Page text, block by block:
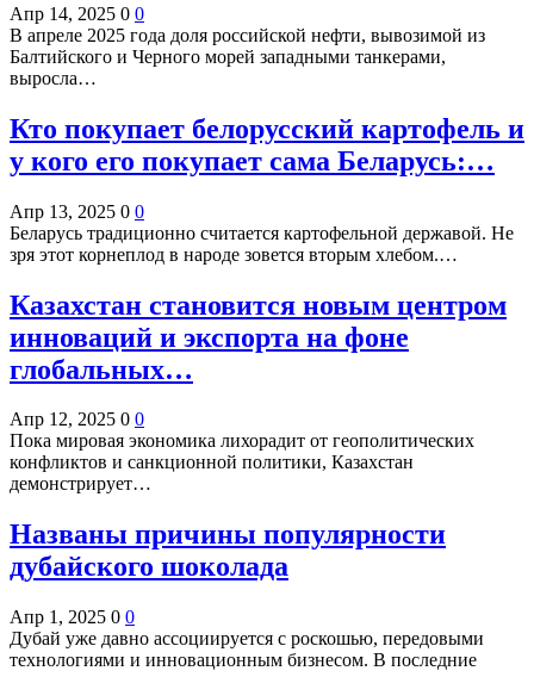
Апр 14, 2025 0 0
В апреле 2025 года доля российской нефти, вывозимой из
Балтийского и Черного морей западными танкерами,
выросла…
Кто покупает белорусский картофель и
у кого его покупает сама Беларусь:…
Апр 13, 2025 0 0
Беларусь традиционно считается картофельной державой. Не
зря этот корнеплод в народе зовется вторым хлебом.…
Казахстан становится новым центром
инноваций и экспорта на фоне
глобальных…
Апр 12, 2025 0 0
Пока мировая экономика лихорадит от геополитических
конфликтов и санкционной политики, Казахстан
демонстрирует…
Названы причины популярности
дубайского шоколада
Апр 1, 2025 0 0
Дубай уже давно ассоциируется с роскошью, передовыми
технологиями и инновационным бизнесом. В последние